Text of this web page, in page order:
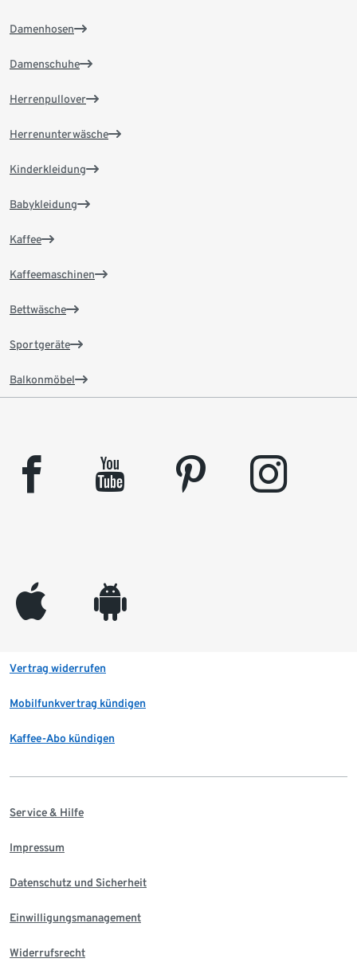
Damenhosen
Damenschuhe
Herrenpullover
Herrenunterwäsche
Kinderkleidung
Babykleidung
Kaffee
Kaffeemaschinen
Bettwäsche
Sportgeräte
Balkonmöbel
facebook youtube pinterest instagram
appleinc android
Vertrag widerrufen
Mobilfunkvertrag kündigen
Kaffee-Abo kündigen
Service & Hilfe
Impressum
Datenschutz und Sicherheit
Einwilligungsmanagement
Widerrufsrecht